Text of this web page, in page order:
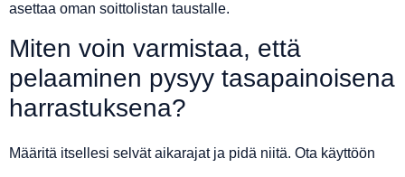
asettaa oman soittolistan taustalle.
Miten voin varmistaa, että
pelaaminen pysyy tasapainoisena
harrastuksena?
Määritä itsellesi selvät aikarajat ja pidä niitä. Ota käyttöön